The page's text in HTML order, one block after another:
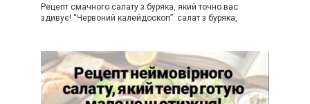
Рецепт смачного салату з буряка, який точно вас
здивує! “Червоний калейдоскоп”: салат з буряка,